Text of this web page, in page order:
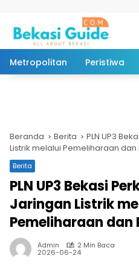
Metropolitan Peristiwa
Beranda Berita
PLN UP3
Listrik melalui Pemeliharaan
Berita
PLN UP3 Bekasi
Jaringan Listrik
Pemeliharaan dan
Admin 2 Min Baca
2026-06-24